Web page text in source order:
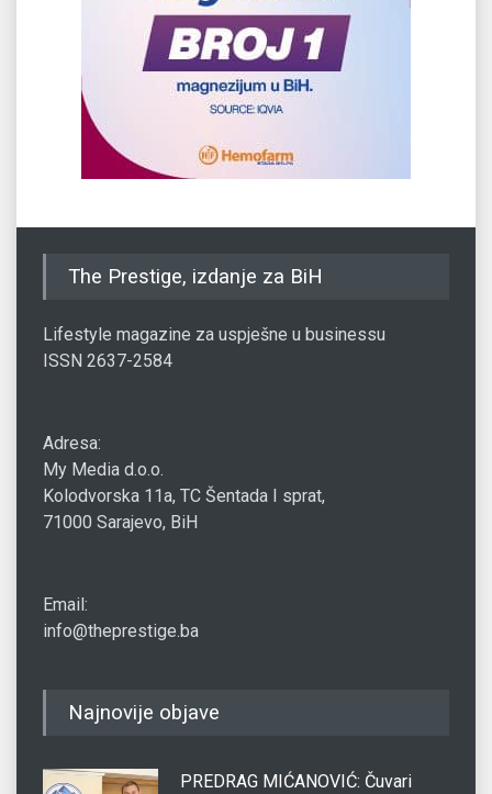
The Prestige, izdanje za BiH
Lifestyle magazine za uspješne u businessu
ISSN 2637-2584
Adresa:
My Media d.o.o.
Kolodvorska 11a, TC Šentada I sprat,
71000 Sarajevo, BiH
Email:
info@theprestige.ba
Najnovije objave
PREDRAG MIĆANOVIĆ: Čuvari